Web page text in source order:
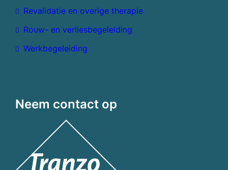
Revalidatie en overige therapie
Rouw- en verliesbegeleiding
Werkbegeleiding
Neem contact op